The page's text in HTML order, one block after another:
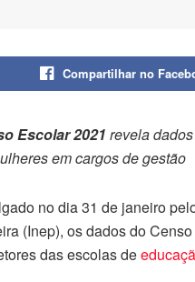
Compartilhar no
Escolar 2021 revela
em cargos de gestão
no dia 31 de janeiro
(Inep), os dados do
das escolas de